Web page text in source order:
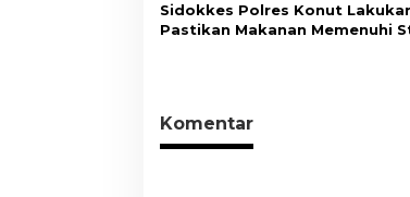
Sidokkes Polres Konut
Pastikan Makanan Memenuhi
Komentar